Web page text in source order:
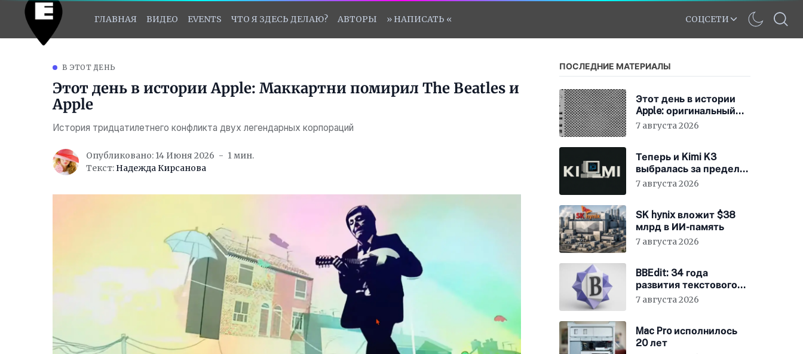
ГЛАВНАЯ ВИДЕО EVENTS ЧТО Я ЗДЕСЬ ДЕЛАЮ? АВТОРЫ » НАПИСАТЬ « СОЦСЕТИ
В ЭТОТ ДЕНЬ
Этот день в истории Apple: Маккартни помирил The Beatles и
Apple
История тридцатилетнего конфликта двух легендарных корпораций
Опубликовано: 14 Июня 2026
1 мин.
Текст: Надежда Кирсанова
ПОСЛЕДНИЕ МАТЕРИАЛЫ
Этот день в истории
Apple: оригинальный
Mac Pro получает
7 августа 2026
Теперь и Kimi K3
выбралась за пределы
«песочницы»
7 августа 2026
SK hynix вложит $38
млрд в ИИ-память
7 августа 2026
BBEdit: 34 года
развития текстового
редактора для Mac
7 августа 2026
Mac Pro исполнилось
20 лет